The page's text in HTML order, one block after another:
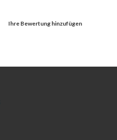
Ihre Bewertung hinzufügen